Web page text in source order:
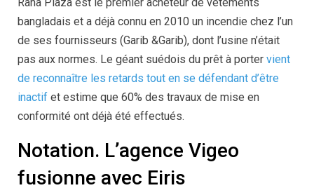
bangladais et a déjà connu en 2010 un incendie chez l’un
de ses fournisseurs (Garib &Garib), dont l’usine n’était
pas aux normes. Le géant suédois du prêt à porter vient
de reconnaître les retards tout en se défendant d’être
inactif et estime que 60% des travaux de mise en
conformité ont déjà été effectués.
Notation. L’agence Vigeo
fusionne avec Eiris